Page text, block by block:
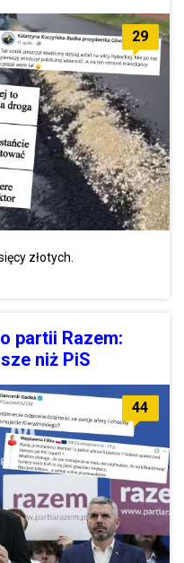
29
złotych.
partii Razem:
niż PiS
44